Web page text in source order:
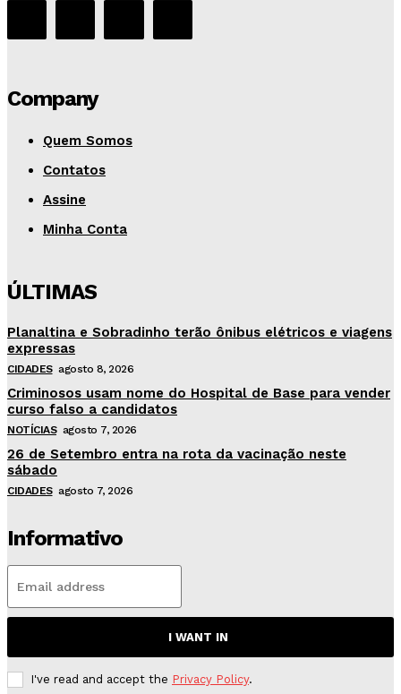
Company
Quem Somos
Contatos
Assine
Minha Conta
ÚLTIMAS
Planaltina e Sobradinho terão ônibus elétricos e viagens
expressas
CIDADES agosto 8, 2026
Criminosos usam nome do Hospital de Base para vender
curso falso a candidatos
NOTÍCIAS agosto 7, 2026
26 de Setembro entra na rota da vacinação neste
sábado
CIDADES agosto 7, 2026
Informativo
I WANT IN
I've read and accept the Privacy Policy.